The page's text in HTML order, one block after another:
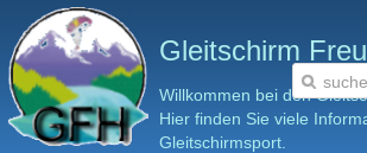
Gleitschirm
Willkommen bei den
Hier finden Sie viele
Gleitschirmsport.